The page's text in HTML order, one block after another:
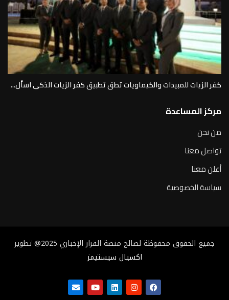
مصر هاى تك الدولية للبذور بفاعليات معرض الوادى بالأقصر صعيد...
كفر الزيات للمبيدات والكيماويات تطق تطبيق كفر الزيات الذكى اسأل...
من نحن
تواصل معنا